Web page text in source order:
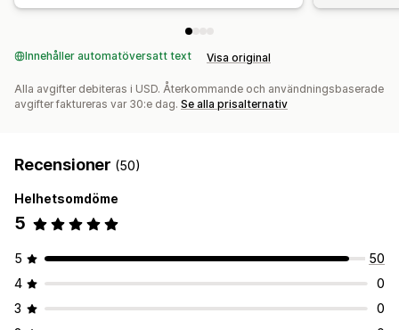
Innehåller automatöversatt text Visa original
Alla avgifter debiteras i USD. Återkommande och användningsbaserade
avgifter faktureras var 30:e dag. Se alla prisalternativ
Recensioner (50)
Helhetsomdöme
5
5
50
4
0
3
0